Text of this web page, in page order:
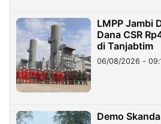
LMPP Jambi
Dana CSR
di Tanjabtim
06/08/2026 -
Demo